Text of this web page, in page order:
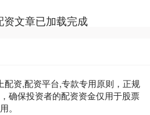
资文章已加载完成
配资,配资平台,专款专用原则，正规
确保投资者的配资资金仅用于股票
。